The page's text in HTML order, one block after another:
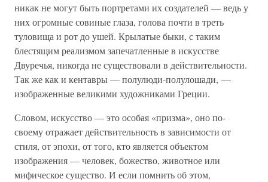
никак не могут быть портретами их создателей — ведь у
них огромные совиные глаза, голова почти в треть
туловища и рот до ушей. Крылатые быки, с таким
блестящим реализмом запечатленные в искусстве
Двуречья, никогда не существовали в действительности.
Так же как и кентавры — полулюди-полулошади, —
изображенные великими художниками Греции.
Словом, искусство — это особая «призма», оно по-
своему отражает действительность в зависимости от
стиля, от эпохи, от того, кто является объектом
изображения — человек, божество, животное или
мифическое существо. И если помнить об этом,